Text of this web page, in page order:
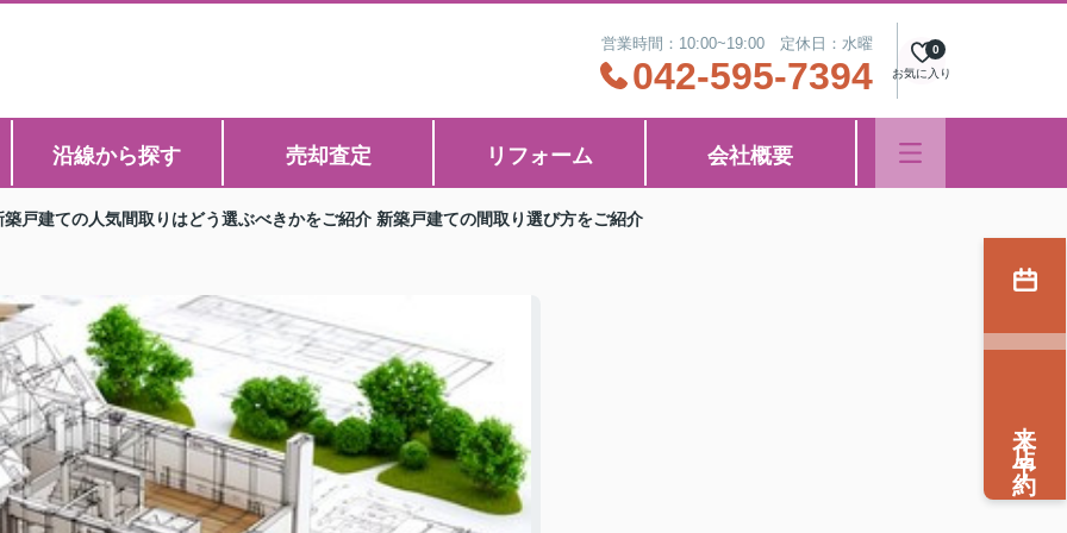
営業時間：10:00~19:00 定休日：水曜
042-595-7394 お気に入り
0
沿線から探す 売却査定 リフォーム 会社概要
築戸建ての人気間取りはどう選ぶべきかをご紹介 新築戸建ての間取り選び方をご紹介
来店予約